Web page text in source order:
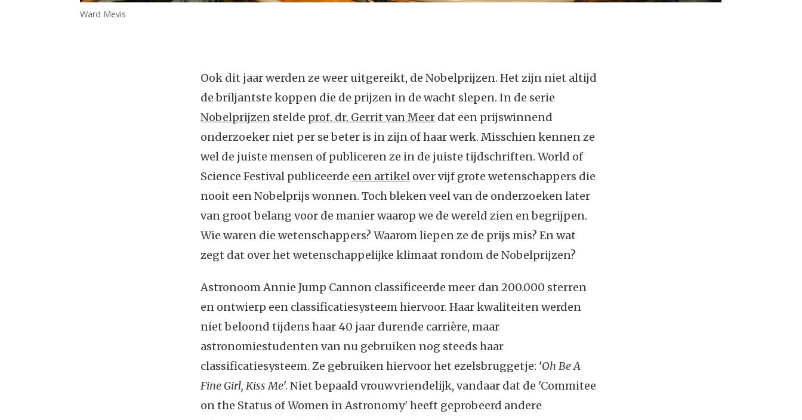
Ward Mevis
Ook dit jaar werden ze weer uitgereikt, de Nobelprijzen. Het zijn niet altijd
de briljantste koppen die de prijzen in de wacht slepen. In de serie
Nobelprijzen stelde prof. dr. Gerrit van Meerdat een prijswinnend
onderzoeker niet per se beter is in zijn of haar werk. Misschien kennen ze
wel de juiste mensen of publiceren ze in de juiste tijdschriften. World of
Science Festival publiceerde een artikel over vijf grote wetenschappers die
nooit een Nobelprijs wonnen. Toch bleken veel van de onderzoeken later
van groot belang voor de manier waarop we de wereld zien en begrijpen.
Wie waren die wetenschappers? Waarom liepen ze de prijs mis? En wat
zegt dat over het wetenschappelijke klimaat rondom de Nobelprijzen?
Astronoom Annie Jump Cannon classificeerde meer dan 200.000 sterren
en ontwierp een classificatiesysteem hiervoor. Haar kwaliteiten werden
niet beloond tijdens haar 40 jaar durende carrière, maar
astronomiestudenten van nu gebruiken nog steeds haar
classificatiesysteem. Ze gebruiken hiervoor het ezelsbruggetje: 'Oh Be A
Fine Girl, Kiss Me'. Niet bepaald vrouwvriendelijk, vandaar dat de 'Commitee
on the Status of Women in Astronomy' heeft geprobeerd andere